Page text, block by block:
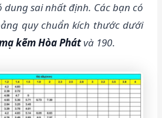
dung sai nhất định. Các bạn có
quy chuẩn kích thước dưới
kẽm Hòa Phátvà 190.